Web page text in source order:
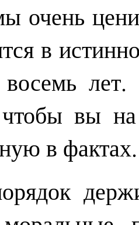
очень
в
восемь
вы
в фактах.